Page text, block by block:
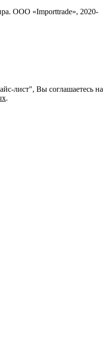
ООО «Importtrade», 2020-
лист", Вы соглашаетесь на
.